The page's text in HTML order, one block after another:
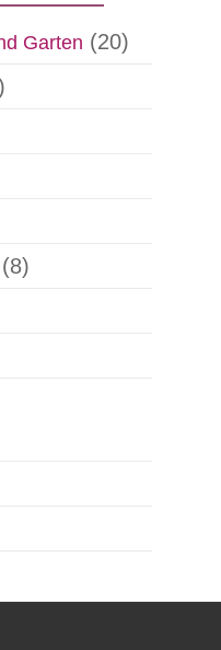
Garten (20)
(8)